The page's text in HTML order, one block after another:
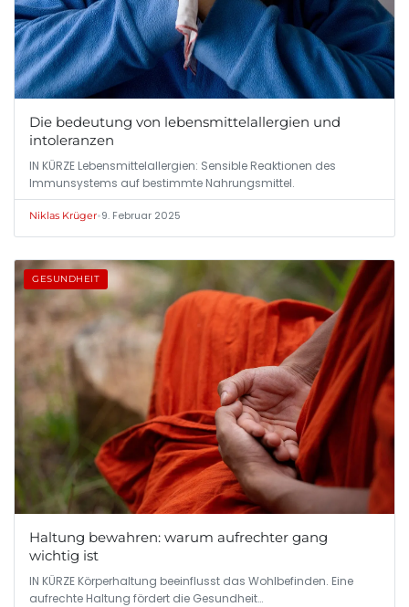
Die bedeutung von lebensmittelallergien und
intoleranzen
IN KÜRZE Lebensmittelallergien: Sensible Reaktionen des
Immunsystems auf bestimmte Nahrungsmittel.
Niklas Krüger•9. Februar 2025
GESUNDHEIT
Haltung bewahren: warum aufrechter gang
wichtig ist
IN KÜRZE Körperhaltung beeinflusst das Wohlbefinden. Eine
aufrechte Haltung fördert die Gesundheit…